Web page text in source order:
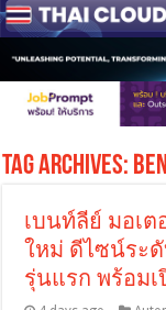
Tag Archives:
เบนท์ลีย์ มอเต
ใหม่ ดีไซน์ระ
รุ่นแรก พร้อม